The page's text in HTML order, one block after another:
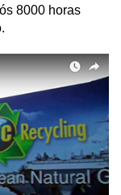
8000 horas